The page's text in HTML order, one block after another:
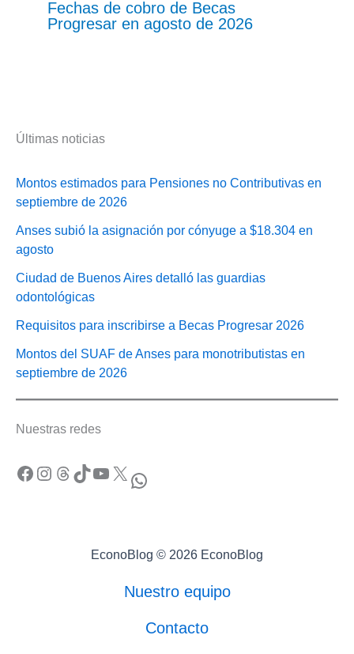
Fechas de cobro de Becas
Progresar en agosto de 2026
Últimas noticias
Montos estimados para Pensiones no Contributivas en
septiembre de 2026
Anses subió la asignación por cónyuge a $18.304 en
agosto
Ciudad de Buenos Aires detalló las guardias
odontológicas
Requisitos para inscribirse a Becas Progresar 2026
Montos del SUAF de Anses para monotributistas en
septiembre de 2026
Nuestras redes
Facebook Instagram Threads TikTok YouTube X WhatsApp
EconoBlog © 2026 EconoBlog
Nuestro equipo
Contacto